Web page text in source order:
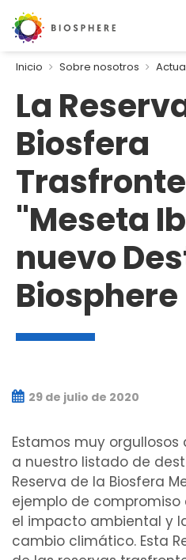
Inicio Sobre nosotros
La
Biosfera
"Meseta
nuevo
Biosphere
29 de julio de 2020
Estamos muy
a nuestro listado de
Reserva de la Biosfera
ejemplo de compromiso
el impacto ambiental y
cambio climático. Esta